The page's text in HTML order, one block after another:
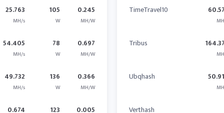
25.763
MH/s
105
W
0.245
MH/W
54.405
MH/s
78
W
0.697
MH/W
49.732
MH/s
136
W
0.366
MH/W
0.674 123 0.005
TimeTravel10
Tribus
Ubqhash
Verthash